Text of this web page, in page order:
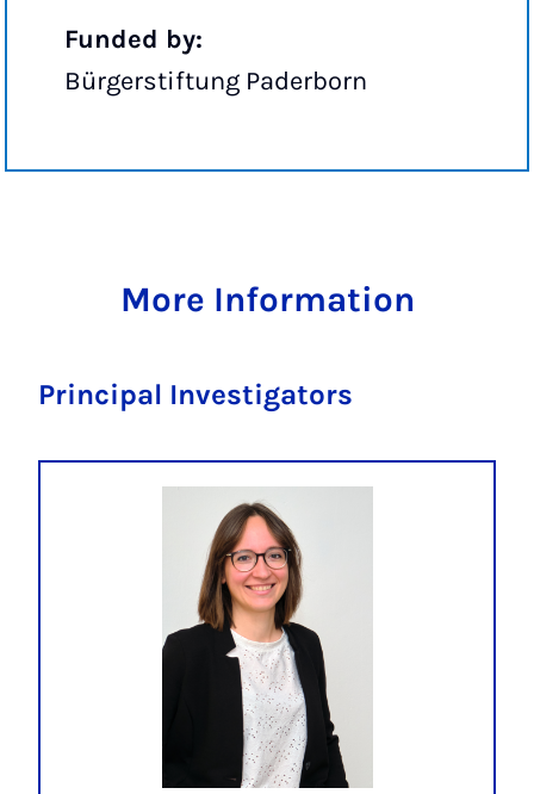
Funded by:
Bürgerstiftung Paderborn
More Information
Principal Investigators